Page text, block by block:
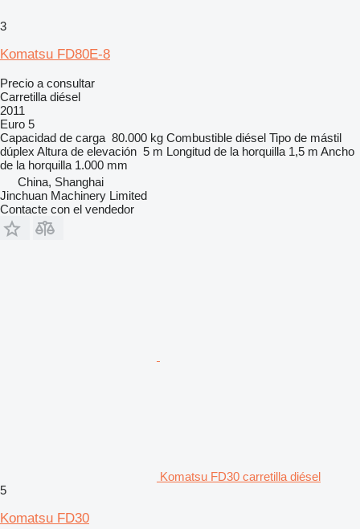
3
Komatsu FD80E-8
Precio a consultar
Carretilla diésel
2011
Euro 5
Capacidad de carga 80.000 kg Combustible diésel Tipo de mástil
dúplex Altura de elevación 5 m Longitud de la horquilla 1,5 m Ancho
de la horquilla 1.000 mm
China, Shanghai
Jinchuan Machinery Limited
Contacte con el vendedor
Komatsu FD30 carretilla diésel
5
Komatsu FD30